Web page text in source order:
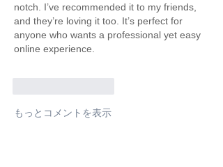
notch. I’ve recommended it to my friends,
and they’re loving it too. It’s perfect for
anyone who wants a professional yet easy
online experience.
もっとコメントを表示